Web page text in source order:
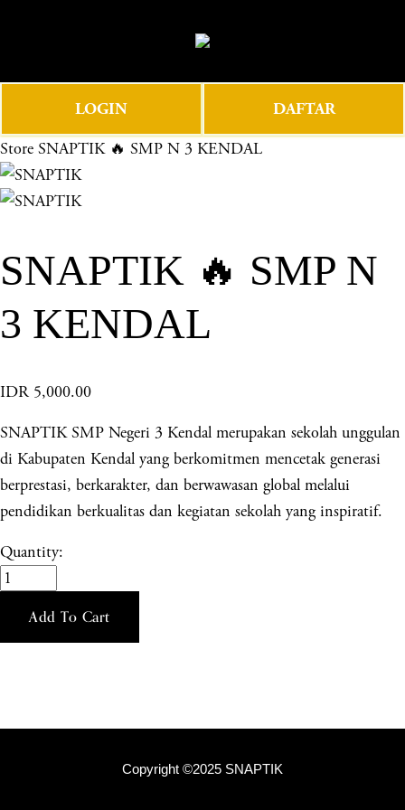
e
e
n
u
LOGIN DAFTAR
Store SNAPTIK 🔥 SMP N 3 KENDAL
SNAPTIK 🔥 SMP N
3 KENDAL
IDR 5,000.00
SNAPTIK SMP Negeri 3 Kendal merupakan sekolah unggulan
di Kabupaten Kendal yang berkomitmen mencetak generasi
berprestasi, berkarakter, dan berwawasan global melalui
pendidikan berkualitas dan kegiatan sekolah yang inspiratif.
Quantity:
Add To Cart
Copyright ©2025 SNAPTIK